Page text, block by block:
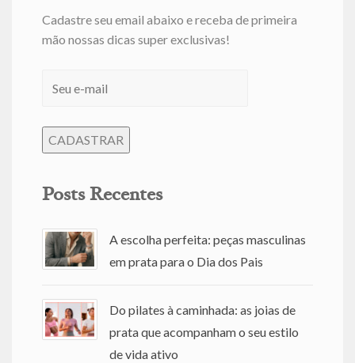
Cadastre seu email abaixo e receba de primeira
mão nossas dicas super exclusivas!
Posts Recentes
A escolha perfeita: peças masculinas
em prata para o Dia dos Pais
Do pilates à caminhada: as joias de
prata que acompanham o seu estilo
de vida ativo